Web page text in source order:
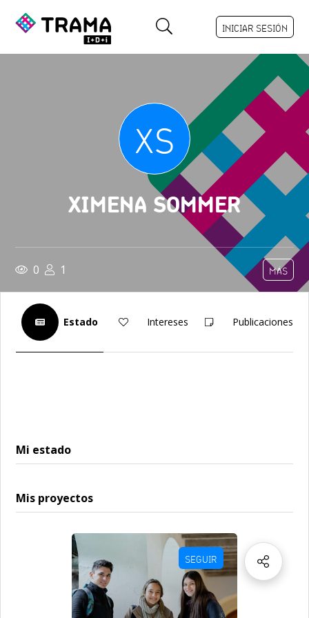
INICIAR SESIÓN
XS
XIMENA SOMMER
0 1 MÁS
Estado Intereses Publicaciones
Mi estado
Mis proyectos
SEGUIR